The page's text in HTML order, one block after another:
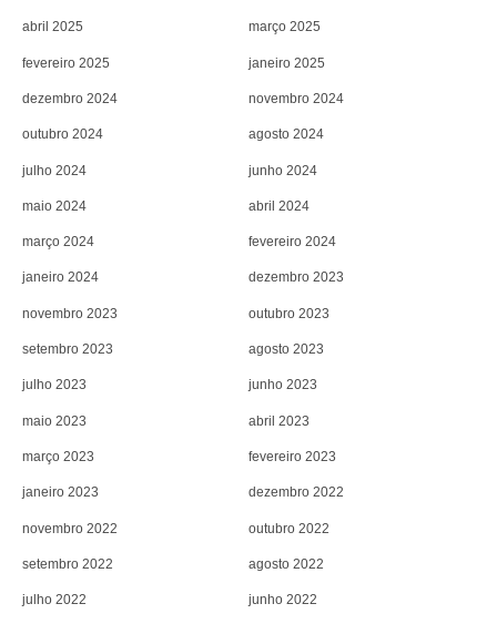
abril 2025 março 2025
fevereiro 2025 janeiro 2025
dezembro 2024 novembro 2024
outubro 2024 agosto 2024
julho 2024 junho 2024
maio 2024 abril 2024
março 2024 fevereiro 2024
janeiro 2024 dezembro 2023
novembro 2023 outubro 2023
setembro 2023 agosto 2023
julho 2023 junho 2023
maio 2023 abril 2023
março 2023 fevereiro 2023
janeiro 2023 dezembro 2022
novembro 2022 outubro 2022
setembro 2022 agosto 2022
julho 2022 junho 2022